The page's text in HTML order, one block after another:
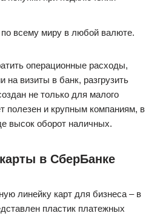
всему миру в любой валюте.
операционные расходы,
на визиты в банк, разгрузить
не только для малого
полезен и крупным компаниям, в
высок оборот наличных.
в СберБанке
линейку карт для бизнеса – в
пластик платежных